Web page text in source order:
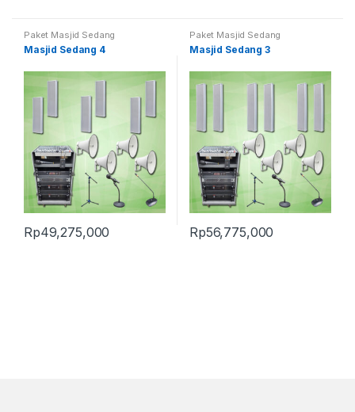
Paket Masjid Sedang
Masjid Sedang 4
Rp49,275,000
Paket Masjid Sedang
Masjid Sedang 3
Rp56,775,000